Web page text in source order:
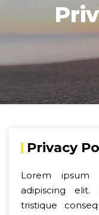
Privacy
Lorem ipsum
adipiscing
tristique